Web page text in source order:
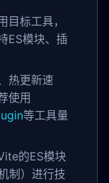
目标工具，
ES模块、插
热更新速
使用
等工具量
的ES模块
制）进行技